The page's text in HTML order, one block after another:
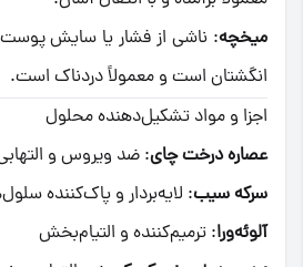
میخچه: ناشی از فشار یا سایش
انگشتان است و معمولاً دردناک است.
اجزا و مواد تشکیل‌دهنده محلول
عصاره درخت چای: ضد ویروس و
سرکه سیب: لایه‌بردار و پاک‌کننده
آلوئه‌ورا: ترمیم‌کننده و التیام‌بخش